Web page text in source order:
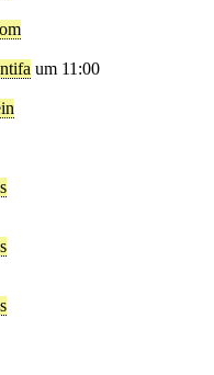
um 11:00